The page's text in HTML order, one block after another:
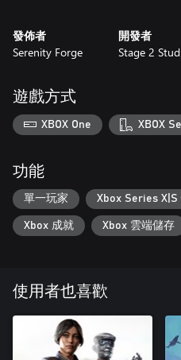
發佈者
Serenity Forge
開發者
Stage 2
遊戲方式
XBOX One XBOX
功能
單一玩家 Xbox Series X|S
Xbox 成就 Xbox 雲端儲存
使用者也喜歡